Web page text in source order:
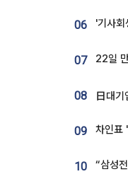
06 '기사
07
08
09
10